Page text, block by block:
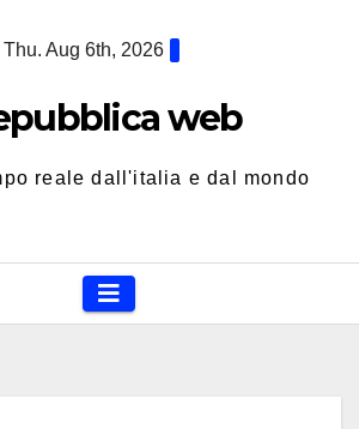
Thu. Aug 6th, 2026
web
reale dall'italia e dal mondo